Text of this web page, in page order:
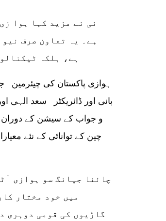
ہے۔ یہ تعاون صرف
ہے، بلکہ
ہوازی پاکستان کی چیئرمین
و جواب کے سیشن کے دوران
چین کے توانائی کے نئے
چائنا جیانگ سو ہوازی
میں خود مختار
گاڑیوں کی قومی دوہری